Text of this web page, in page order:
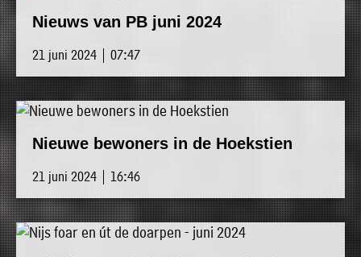
Nieuws van PB juni 2024
21 juni 2024 | 07:47
Nieuwe bewoners in de Hoekstien
21 juni 2024 | 16:46